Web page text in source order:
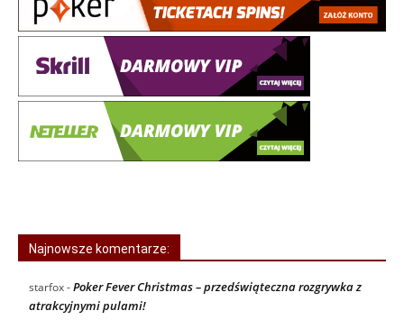
Najnowsze komentarze:
starfox-Poker Fever Christmas – przedświąteczna rozgrywka z
atrakcyjnymi pulami!